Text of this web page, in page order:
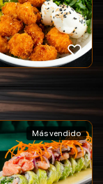
Más vendido